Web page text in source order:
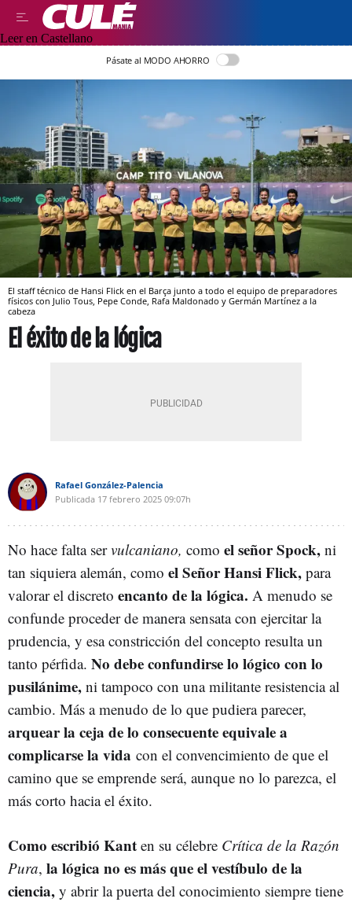
Leer en Castellano
Pásate al MODO AHORRO
El staff técnico de Hansi Flick en el Barça junto a todo el equipo de preparadores
físicos con Julio Tous, Pepe Conde, Rafa Maldonado y Germán Martínez a la
cabeza
El éxito de la lógica
Rafael González-Palencia
Publicada 17 febrero 2025 09:07h
No hace falta servulcaniano, como el señor Spock, ni
tan siquiera alemán, como el Señor Hansi Flick, para
valorar el discreto encanto de la lógica. A menudo se
confunde proceder de manera sensata con ejercitar la
prudencia, y esa constricción del concepto resulta un
tanto pérfida. No debe confundirse lo lógico con lo
pusilánime, ni tampoco con una militante resistencia al
cambio. Más a menudo de lo que pudiera parecer,
arquear la ceja de lo consecuente equivale a
complicarse la vida con el convencimiento de que el
camino que se emprende será, aunque no lo parezca, el
más corto hacia el éxito.
Como escribió Kant en su célebre Crítica de la Razón
Pura, la lógica no es más que el vestíbulo de la
ciencia, y abrir la puerta del conocimiento siempre tiene